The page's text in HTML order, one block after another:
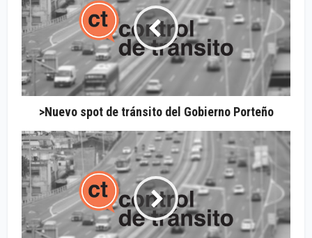
>Nuevo spot de tránsito del Gobierno Porteño